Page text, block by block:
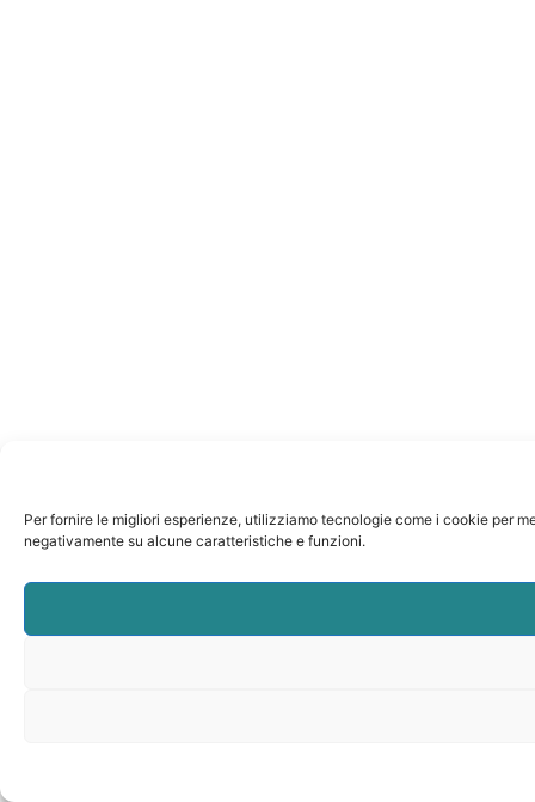
Per fornire le migliori esperienze, utilizziamo tecnologie come i cookie per
negativamente su alcune caratteristiche e funzioni.